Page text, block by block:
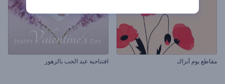
مقاطع يوم أنزاك افتتاحية عيد الحب بالزهور